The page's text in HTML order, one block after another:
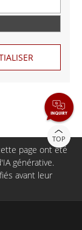
TOP
page ont été
générative.
avant leur